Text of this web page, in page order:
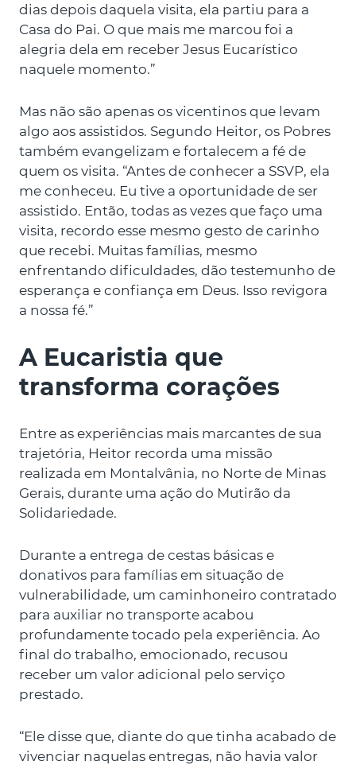
dias depois daquela visita, ela partiu para a
Casa do Pai. O que mais me marcou foi a
alegria dela em receber Jesus Eucarístico
naquele momento.”
Mas não são apenas os vicentinos que levam
algo aos assistidos. Segundo Heitor, os Pobres
também evangelizam e fortalecem a fé de
quem os visita. “Antes de conhecer a SSVP, ela
me conheceu. Eu tive a oportunidade de ser
assistido. Então, todas as vezes que faço uma
visita, recordo esse mesmo gesto de carinho
que recebi. Muitas famílias, mesmo
enfrentando dificuldades, dão testemunho de
esperança e confiança em Deus. Isso revigora
a nossa fé.”
A Eucaristia que
transforma corações
Entre as experiências mais marcantes de sua
trajetória, Heitor recorda uma missão
realizada em Montalvânia, no Norte de Minas
Gerais, durante uma ação do Mutirão da
Solidariedade.
Durante a entrega de cestas básicas e
donativos para famílias em situação de
vulnerabilidade, um caminhoneiro contratado
para auxiliar no transporte acabou
profundamente tocado pela experiência. Ao
final do trabalho, emocionado, recusou
receber um valor adicional pelo serviço
prestado.
“Ele disse que, diante do que tinha acabado de
vivenciar naquelas entregas, não havia valor